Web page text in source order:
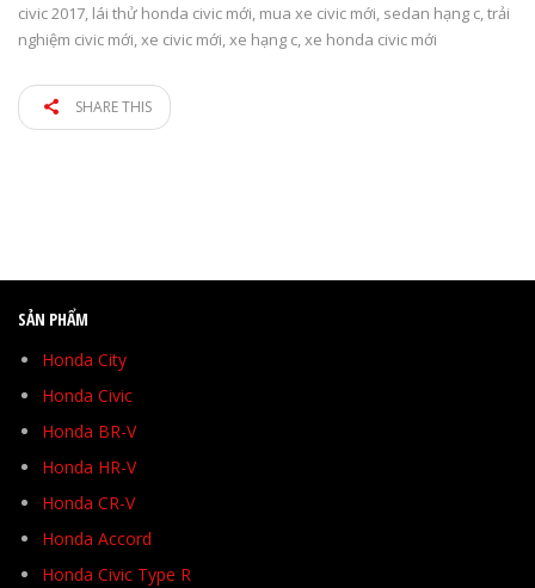
civic 2017, lái thử honda civic mới, mua xe civic mới, sedan hạng c,trải
nghiệm civic mới,xe civic mới,xe hạng c,xe honda civic mới
SHARE THIS
SẢN PHẨM
Honda City
Honda Civic
Honda BR-V
Honda HR-V
Honda CR-V
Honda Accord
Honda Civic Type R